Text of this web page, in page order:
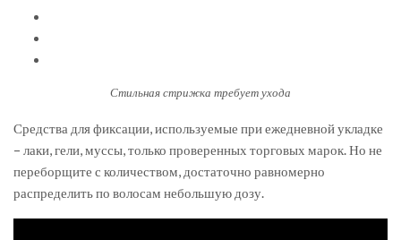
Стильная стрижка требует ухода
Средства для фиксации, используемые при ежедневной укладке
– лаки, гели, муссы, только проверенных торговых марок. Но не
переборщите с количеством, достаточно равномерно
распределить по волосам небольшую дозу.